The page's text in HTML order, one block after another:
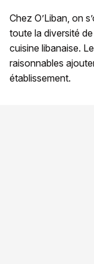
Chez O’Liban, on
toute la diversité
cuisine libanaise.
raisonnables
établissement.